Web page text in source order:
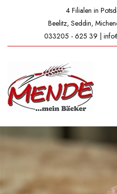
4 Filialen in
Beelitz, Seddin,
033205 - 625 39 |